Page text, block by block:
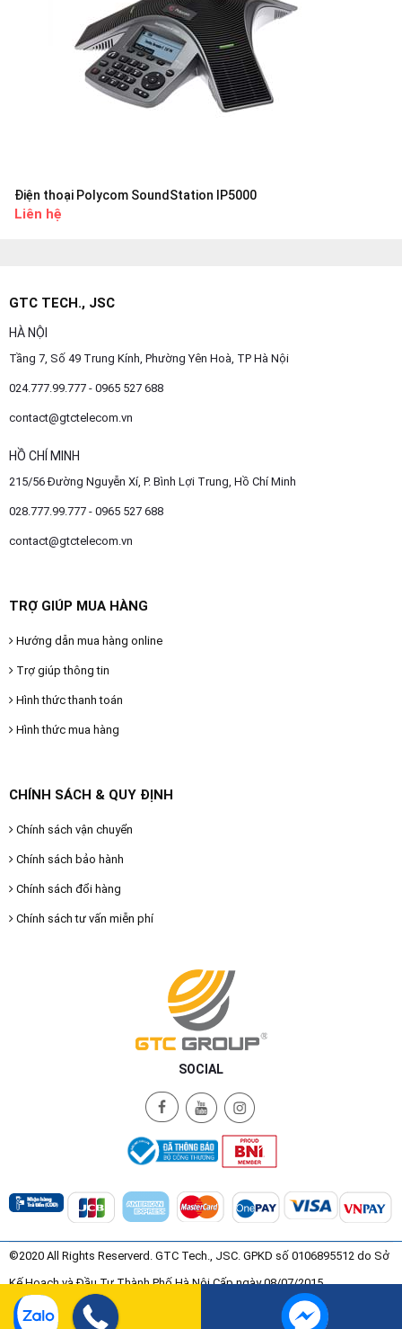
Điện thoại Polycom SoundStation IP5000
Liên hệ
GTC TECH., JSC
HÀ NỘI
Tầng 7, Số 49 Trung Kính, Phường Yên Hoà, TP Hà Nội
024.777.99.777 - 0965 527 688
contact@gtctelecom.vn
HỒ CHÍ MINH
215/56 Đường Nguyễn Xí, P. Bình Lợi Trung, Hồ Chí Minh
028.777.99.777 - 0965 527 688
contact@gtctelecom.vn
TRỢ GIÚP MUA HÀNG
Hướng dẫn mua hàng online
Trợ giúp thông tin
Hình thức thanh toán
Hình thức mua hàng
CHÍNH SÁCH & QUY ĐỊNH
Chính sách vận chuyển
Chính sách bảo hành
Chính sách đổi hàng
Chính sách tư vấn miễn phí
SOCIAL
©2020 All Rights Reserverd. GTC Tech., JSC. GPKD số 0106895512 do Sở
Kế Hoạch và Đầu Tư Thành Phố Hà Nội Cấp ngày 08/07/2015